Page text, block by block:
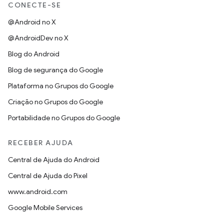
CONECTE-SE
@Android no X
@AndroidDev no X
Blog do Android
Blog de segurança do Google
Plataforma no Grupos do Google
Criação no Grupos do Google
Portabilidade no Grupos do Google
RECEBER AJUDA
Central de Ajuda do Android
Central de Ajuda do Pixel
www.android.com
Google Mobile Services